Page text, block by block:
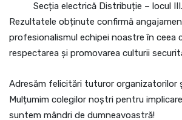
Secția electrică Distribuție – locul III.
Rezultatele obținute confirmă
profesionalismul echipei noastre în ceea
respectarea și promovarea culturii
Adresăm felicitări tuturor organizatorilor
Mulțumim colegilor noștri pentru
suntem mândri de dumneavoastră!